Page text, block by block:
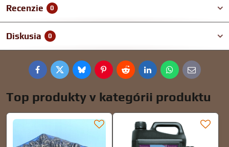
Recenzie 0
Diskusia 0
FacebookTwitterBlueskyPinterestRedditLinkedInWhatsApp
E-
mail
Top produkty v kategórii produktu